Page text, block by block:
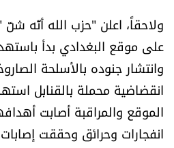
فصل من كتاب
اقرأ تضحك
كاميرا
ولاحقاً، اعلن "حزب الله أنّه شنّ
على موقع البغدادي بدأ
وانتشار جنوده ‏بالأسلحة
انقضاضية محملة بالقنابل
الموقع ‏والمراقبة أصابت
انفجارات وحرائق وحققت